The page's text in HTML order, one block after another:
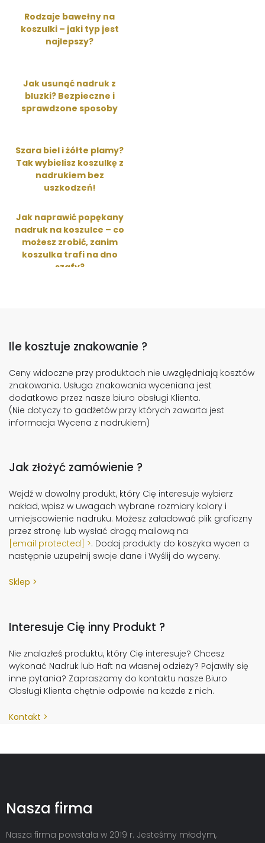
Rodzaje bawełny na
koszulki – jaki typ jest
najlepszy?
Jak usunąć nadruk z
bluzki? Bezpieczne i
sprawdzone sposoby
Szara biel i żółte plamy?
Tak wybielisz koszulkę z
nadrukiem bez
uszkodzeń!
Jak naprawić popękany
nadruk na koszulce – co
możesz zrobić, zanim
koszulka trafi na dno
szafy?
Ile kosztuje znakowanie ?
Ceny widoczne przy produktach nie uwzględniają kosztów
znakowania. Usługa znakowania wyceniana jest
dodatkowo przez nasze biuro obsługi Klienta.
(Nie dotyczy to gadżetów przy których zawarta jest
informacja Wycena z nadrukiem)
Jak złożyć zamówienie ?
Wejdź w dowolny produkt, który Cię interesuje wybierz
nakład, wpisz w uwagach wybrane rozmiary kolory i
umiejscowienie nadruku. Możesz załadować plik graficzny
przez stronę lub wysłać drogą mailową na
[email protected]
. Dodaj produkty do koszyka wycen a
następnie uzupełnij swoje dane i Wyślij do wyceny.
Sklep
Interesuje Cię inny Produkt ?
Nie znalazłeś produktu, który Cię interesuje? Chcesz
wykonać Nadruk lub Haft na własnej odzieży? Pojawiły się
inne pytania? Zapraszamy do kontaktu nasze Biuro
Obsługi Klienta chętnie odpowie na każde z nich.
Kontakt
Nasza firma
Nasza firma powstała w 2019 r. Jesteśmy młodym,